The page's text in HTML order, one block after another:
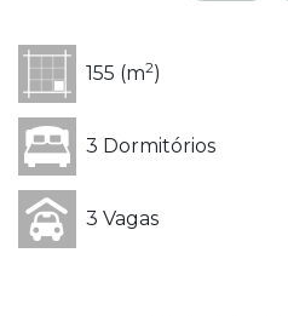
155 (m2)
3 Dormitórios
3 Vagas